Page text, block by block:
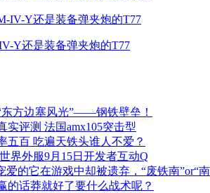
Y还是装备弹夹炮的T77
东方边塞风光”——钢铁壁垒！
实评测 法国amx105突击型
五百 吃遍天铁头谁人不爱？
界外服9月15日开发者互动Q
爱的它在游戏中却被遗弃，“废铁南”or“
的话莽就好了要什么战术呢？